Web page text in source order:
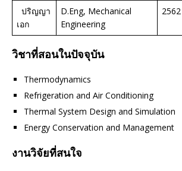
ปริญญา
เอก
D.Eng, Mechanical
Engineering
2562
วิชาที่สอนในปัจจุบัน
Thermodynamics
Refrigeration and Air Conditioning
Thermal System Design and Simulation
Energy Conservation and Management
งานวิจัยที่สนใจ